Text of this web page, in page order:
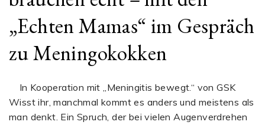
„Echten Mamas“ im Gespräch
zu Meningokokken
In Kooperation mit „Meningitis bewegt.“ von GSK
Wisst ihr, manchmal kommt es anders und meistens als
man denkt. Ein Spruch, der bei vielen Augenverdrehen